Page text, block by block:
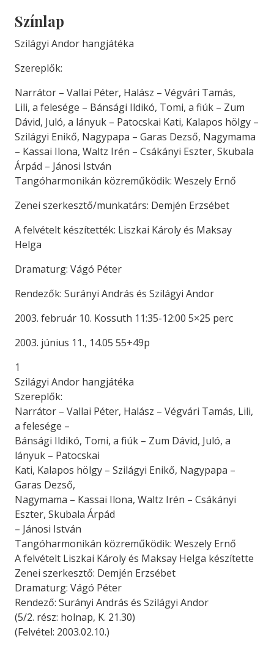
Színlap
Szilágyi Andor hangjátéka
Szereplők:
Narrátor – Vallai Péter, Halász – Végvári Tamás,
Lili, a felesége – Bánsági Ildikó, Tomi, a fiúk – Zum
Dávid, Juló, a lányuk – Patocskai Kati, Kalapos hölgy –
Szilágyi Enikő, Nagypapa – Garas Dezső, Nagymama
– Kassai Ilona, Waltz Irén – Csákányi Eszter, Skubala
Árpád – Jánosi István
Tangóharmonikán közreműködik: Weszely Ernő
Zenei szerkesztő/munkatárs: Demjén Erzsébet
A felvételt készítették: Liszkai Károly és Maksay
Helga
Dramaturg: Vágó Péter
Rendezők: Surányi András és Szilágyi Andor
2003. február 10. Kossuth 11:35-12:00 5×25 perc
2003. június 11., 14.05 55+49p
1
Szilágyi Andor hangjátéka
Szereplők:
Narrátor – Vallai Péter, Halász – Végvári Tamás, Lili,
a felesége –
Bánsági Ildikó, Tomi, a fiúk – Zum Dávid, Juló, a
lányuk – Patocskai
Kati, Kalapos hölgy – Szilágyi Enikő, Nagypapa –
Garas Dezső,
Nagymama – Kassai Ilona, Waltz Irén – Csákányi
Eszter, Skubala Árpád
– Jánosi István
Tangóharmonikán közreműködik: Weszely Ernő
A felvételt Liszkai Károly és Maksay Helga készítette
Zenei szerkesztő: Demjén Erzsébet
Dramaturg: Vágó Péter
Rendező: Surányi András és Szilágyi Andor
(5/2. rész: holnap, K. 21.30)
(Felvétel: 2003.02.10.)